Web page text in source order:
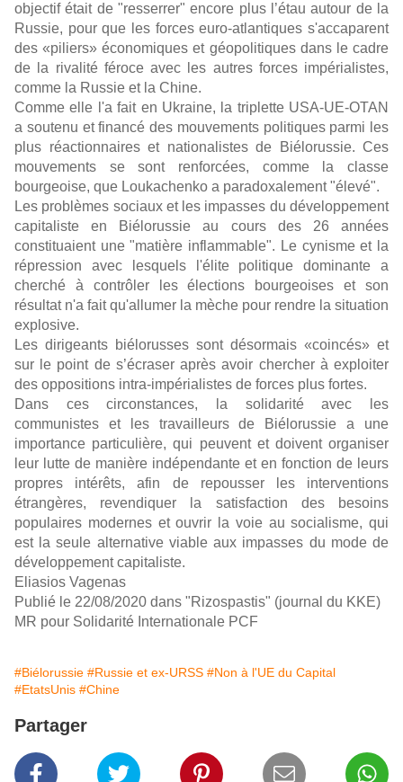
objectif était de "resserrer" encore plus l’étau autour de la
Russie, pour que les forces euro-atlantiques s'accaparent
des «piliers» économiques et géopolitiques dans le cadre
de la rivalité féroce avec les autres forces impérialistes,
comme la Russie et la Chine.
Comme elle l'a fait en Ukraine, la triplette USA-UE-OTAN
a soutenu et financé des mouvements politiques parmi les
plus réactionnaires et nationalistes de Biélorussie. Ces
mouvements se sont renforcées, comme la classe
bourgeoise, que Loukachenko a paradoxalement "élevé".
Les problèmes sociaux et les impasses du développement
capitaliste en Biélorussie au cours des 26 années
constituaient une "matière inflammable". Le cynisme et la
répression avec lesquels l'élite politique dominante a
cherché à contrôler les élections bourgeoises et son
résultat n'a fait qu'allumer la mèche pour rendre la situation
explosive.
Les dirigeants biélorusses sont désormais «coincés» et
sur le point de s’écraser après avoir chercher à exploiter
des oppositions intra-impérialistes de forces plus fortes.
Dans ces circonstances, la solidarité avec les
communistes et les travailleurs de Biélorussie a une
importance particulière, qui peuvent et doivent organiser
leur lutte de manière indépendante et en fonction de leurs
propres intérêts, afin de repousser les interventions
étrangères, revendiquer la satisfaction des besoins
populaires modernes et ouvrir la voie au socialisme, qui
est la seule alternative viable aux impasses du mode de
développement capitaliste.
Eliasios Vagenas
Publié le 22/08/2020 dans "Rizospastis" (journal du KKE)
MR pour Solidarité Internationale PCF
#Biélorussie #Russie et ex-URSS #Non à l'UE du Capital
#EtatsUnis #Chine
Partager